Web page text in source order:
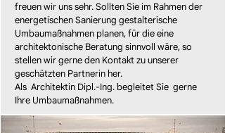
freuen wir uns sehr. Sollten Sie im Rahmen der
energetischen Sanierung gestalterische
Umbaumaßnahmen planen, für die eine
architektonische Beratung sinnvoll wäre, so
stellen wir gerne den Kontakt zu unserer
geschätzten Partnerin her.
Als Architektin Dipl.-Ing. begleitet Sie gerne
Ihre Umbaumaßnahmen.